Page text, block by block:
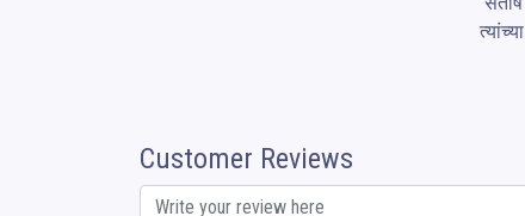
Customer Reviews